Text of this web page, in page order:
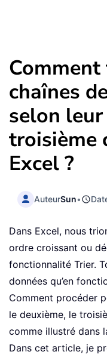
chaînes
selon
troisième
Excel ?
AuteurSun•
Dans Excel, nous
ordre croissant ou
fonctionnalité Trier.
données qu’en
Comment procéder
le deuxième, le
comme illustré dans
Dans cet article, je